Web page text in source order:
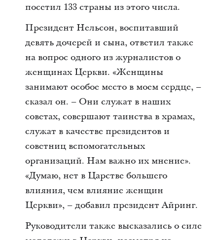
посетил 133 страны из этого числа.
Президент Нельсон, воспитавший
девять дочерей и сына, ответил также
на вопрос одного из журналистов о
женщинах Церкви. «Женщины
занимают особое место в моем сердце, –
сказал он. – Они служат в наших
советах, совершают таинства в храмах,
служат в качестве президентов и
советниц вспомогательных
организаций. Нам важно их мнение».
«Думаю, нет в Царстве большего
влияния, чем влияние женщин
Церкви», – добавил президент Айринг.
Руководители также высказались о силе